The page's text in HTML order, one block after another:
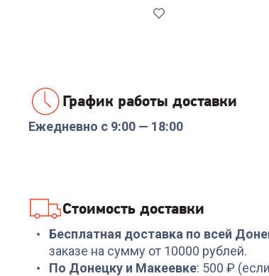
Код:00-00014086
1 599 15 999
График работы доставки
Ежедневно с 9:00 — 18:00
Стоимость доставки
Бесплатная доставка по всей
заказе на сумму от 10000 рублей.
По Донецку и Макеевке: 500 ₽